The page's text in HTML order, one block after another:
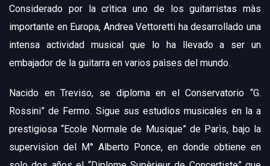
Considerado por la crìtica uno de los guitarristas màs
importante en Europa, Andrea Vettoretti ha desarrollado una
intensa actividad musical que lo ha llevado a ser un
embajador de la guitarra en varios paìses del mundo.
Nacido en Treviso, se diploma en el Conservatorio “G.
Rossini” de Fermo. Sigue sus estudios musicales en la a
prestigiosa “Ecole Normale de Musique” de Parìs, bajo la
supervisìon del M° Alberto Ponce, en donde obtiene en